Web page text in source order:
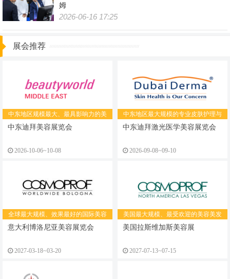
姆
2026-06-16 17:25
展会推荐
中东地区规模最大、最具影响力的美
容美发展览会
中东迪拜美容展览会
2026-10-06~10-08
中东地区最大规模的专业皮肤护理与
激光美容展览会
中东迪拜激光医学美容展览会
2026-09-08~09-10
全球最大规模、效果最好的国际美容
展
意大利博洛尼亚美容展览会
2027-03-18~03-20
美国最大规模、最受欢迎的美容美发
行业盛会
美国拉斯维加斯美容展
2027-07-13~07-15